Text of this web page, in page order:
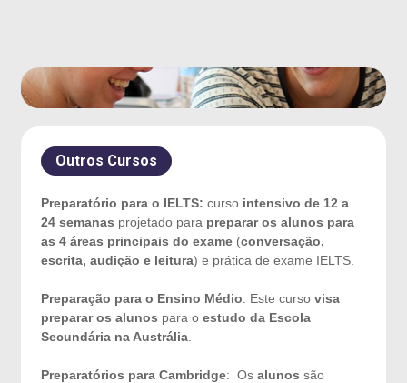
Outros Cursos
Preparatório para o IELTS: curso intensivo de 12 a
24 semanas projetado para preparar os alunos para
as 4 áreas principais do exame (conversação,
escrita, audição e leitura) e prática de exame IELTS.
Preparação para o Ensino Médio: Este cursovisa
preparar os alunos para oestudo da Escola
Secundária na Austrália
Preparatórios para Cambridge: Osalunos são